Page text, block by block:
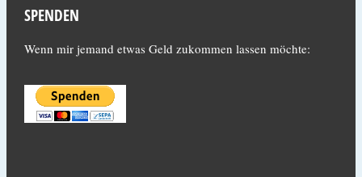
SPENDEN
Wenn mir jemand etwas Geld zukommen lassen möchte: